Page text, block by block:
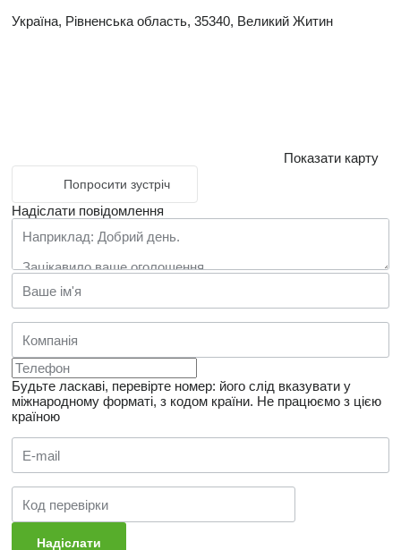
Україна, Рівненська область, 35340, Великий Житин
Показати карту
Попросити зустріч
Надіслати повідомлення
Будьте ласкаві, перевірте номер: його слід вказувати у
міжнародному форматі, з кодом країни. Не працюємо з цією
країною